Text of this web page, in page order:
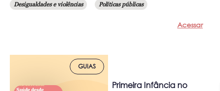
Desigualdades e violências Políticas públicas
Acessar
GUIAS
Primeira Infância no